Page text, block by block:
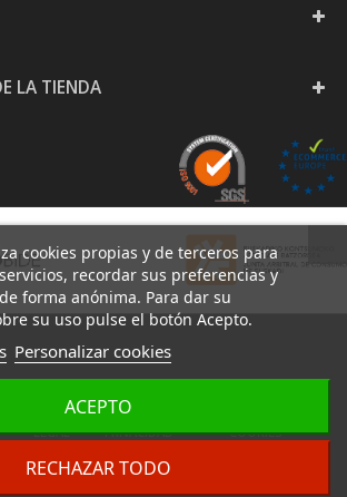
cookies propias y de terceros para
recordar sus preferencias y
forma anónima. Para dar su
su uso pulse el botón Acepto.
Personalizar cookies
RECHAZAR TODO
ACEPTO
LA TIENDA
AVISO
LEGAL
POLÍTICA DE
PRIVACIDAD
COOKIES